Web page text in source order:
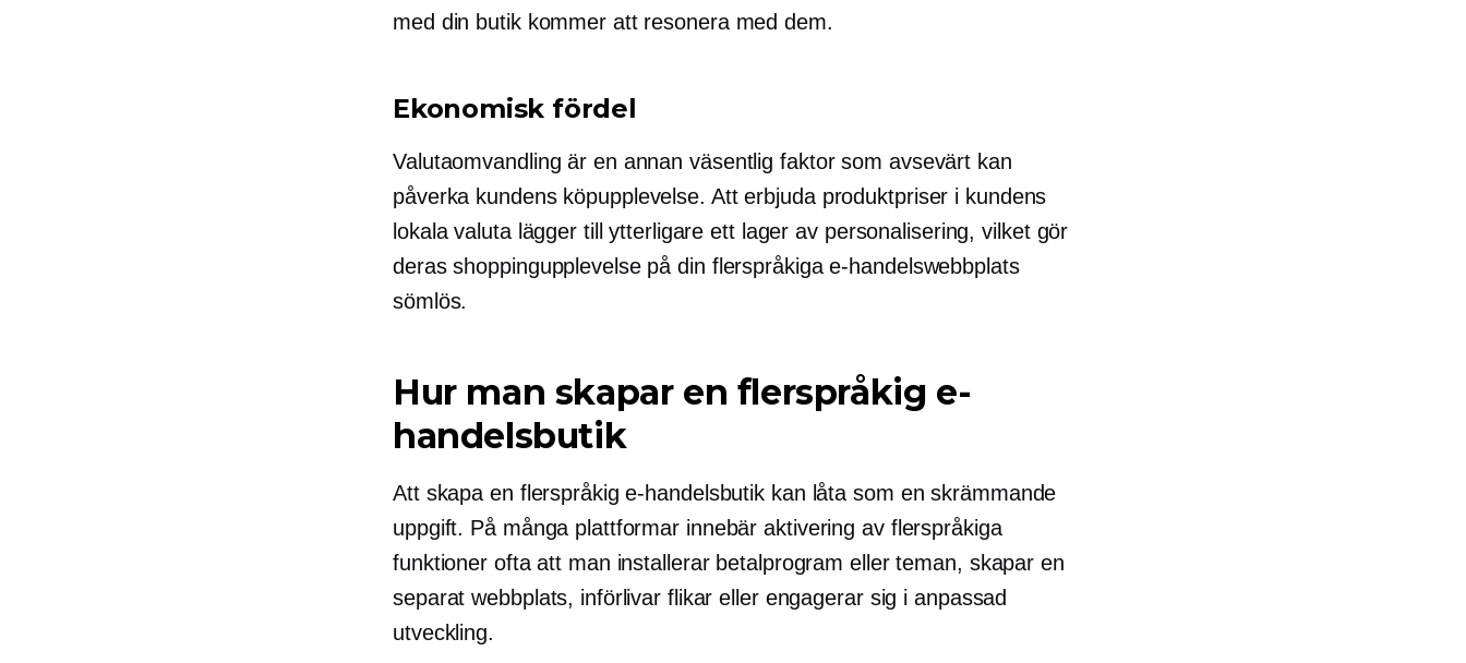
med din butik kommer att resonera med dem.
Ekonomisk fördel
Valutaomvandling är en annan väsentlig faktor som avsevärt kan
påverka kundens köpupplevelse. Att erbjuda produktpriser i kundens
lokala valuta lägger till ytterligare ett lager av personalisering, vilket gör
deras shoppingupplevelse på din flerspråkiga e-handelswebbplats
sömlös.
Hur man skapar en flerspråkig e-
handelsbutik
Att skapa en flerspråkig e-handelsbutik kan låta som en skrämmande
uppgift. På många plattformar innebär aktivering av flerspråkiga
funktioner ofta att man installerar betalprogram eller teman, skapar en
separat webbplats, införlivar flikar eller engagerar sig i anpassad
utveckling.